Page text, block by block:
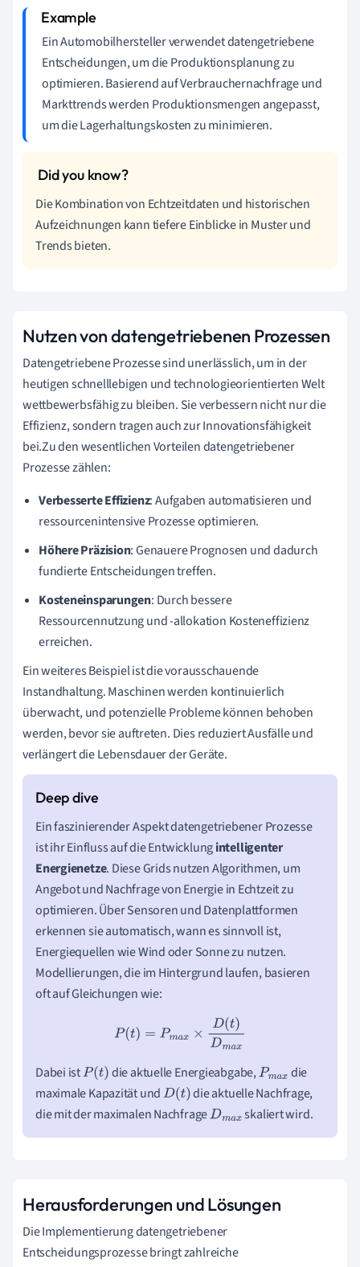
Ein Automobilhersteller verwendet datengetriebene
Entscheidungen, um die Produktionsplanung zu
optimieren. Basierend auf Verbrauchernachfrage und
Markttrends werden Produktionsmengen angepasst,
um die Lagerhaltungskosten zu minimieren.
Die Kombination von Echtzeitdaten und historischen
Aufzeichnungen kann tiefere Einblicke in Muster und
Trends bieten.
Nutzen von datengetriebenen Prozessen
Datengetriebene Prozesse sind unerlässlich, um in der
heutigen schnelllebigen und technologieorientierten Welt
wettbewerbsfähig zu bleiben. Sie verbessern nicht nur die
Effizienz, sondern tragen auch zur Innovationsfähigkeit
bei.Zu den wesentlichen Vorteilen datengetriebener
Prozesse zählen:
Verbesserte Effizienz: Aufgaben automatisieren und
ressourcenintensive Prozesse optimieren.
Höhere Präzision: Genauere Prognosen und dadurch
fundierte Entscheidungen treffen.
Kosteneinsparungen: Durch bessere
Ressourcennutzung und -allokation Kosteneffizienz
erreichen.
Ein weiteres Beispiel ist die vorausschauende
Instandhaltung. Maschinen werden kontinuierlich
überwacht, und potenzielle Probleme können behoben
werden, bevor sie auftreten. Dies reduziert Ausfälle und
verlängert die Lebensdauer der Geräte.
Ein faszinierender Aspekt datengetriebener Prozesse
ist ihr Einfluss auf die Entwicklungintelligenter
Energienetze. Diese Grids nutzen Algorithmen, um
Angebot und Nachfrage von Energie in Echtzeit zu
optimieren. Über Sensoren und Datenplattformen
erkennen sie automatisch, wann es sinnvoll ist,
Energiequellen wie Wind oder Sonne zu nutzen.
Modellierungen, die im Hintergrund laufen, basieren
oft auf Gleichungen wie:
P(t =P ma (t) max
Dabei istP(t) die aktuelle Energieabgabe,Pmaxdie
maximale Kapazität undD(t) die aktuelle Nachfrage,
die mit der maximalen NachfrageDmax skaliert wird.
Herausforderungen und Lösungen
Die Implementierung datengetriebener
Entscheidungsprozesse bringt zahlreiche